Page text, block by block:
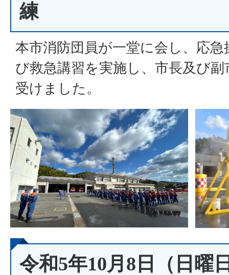
練
本市消防団員が一堂に会し、応
び救急講習を実施し、市長及び
受けました。
令和5年10月8日（日曜